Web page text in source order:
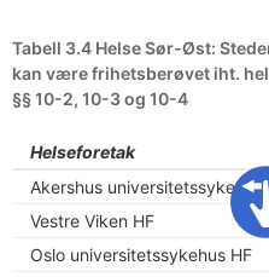
Tabell 3.4 Helse Sør-Øst:
kan være frihetsberøvet iht.
§§ 10-2, 10-3 og 10-4
Helseforetak
Akershus universitetssykehus
Vestre Viken HF
Oslo universitetssykehus HF